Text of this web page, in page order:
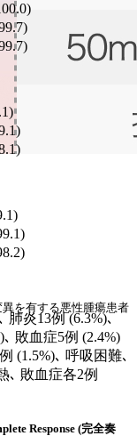
肺炎13例 (6.3%)､
敗血症5例 (2.4%)
(1.5%)､ 呼吸困難､
､ 敗血症各2例
Response (完全奏
を有する悪性腫瘍患